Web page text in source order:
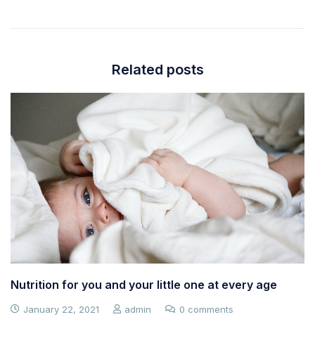
Related posts
Nutrition for you and your little one at every age
January 22, 2021 admin 0 comments